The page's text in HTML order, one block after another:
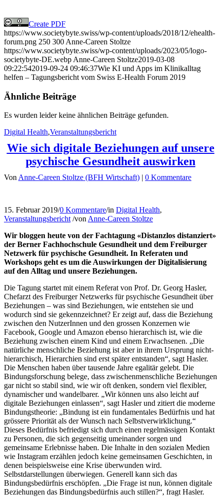
Create PDF
https://www.societybyte.swiss/wp-content/uploads/2018/12/ehealth-
forum.png 250 300 Anne-Careen Stoltze
https://www.societybyte.swiss/wp-content/uploads/2023/05/logo-
societybyte-DE.webp Anne-Careen Stoltze2019-03-08
09:22:542019-09-24 09:46:37Wie KI und Apps im Klinikalltag
helfen – Tagungsbericht vom Swiss E-Health Forum 2019
Ähnliche Beiträge
Es wurden leider keine ähnlichen Beiträge gefunden.
Digital Health,Veranstaltungsbericht
Wie sich digitale Beziehungen auf unsere
psychische Gesundheit auswirken
Von Anne-Careen Stoltze (BFH Wirtschaft) | 0 Kommentare
15. Februar 2019/0 Kommentare/in Digital Health,
Veranstaltungsbericht /von Anne-Careen Stoltze
Wir bloggen heute von der Fachtagung «Distanzlos distanziert»
der Berner Fachhochschule Gesundheit und dem Freiburger
Netzwerk für psychische Gesundheit. In Referaten und
Workshops geht es um die Auswirkungen der Digitalisierung
auf den Alltag und unsere Beziehungen.
Die Tagung startet mit einem Referat von Prof. Dr. Georg Hasler,
Chefarzt des Freiburger Netzwerks für psychische Gesundheit über
Beziehungen – was sind Beziehungen, wie entstehen sie und
wodurch sind sie gekennzeichnet? Er zeigt auf, dass die Beziehung
zwischen den NutzerInnen und den grossen Konzernen wie
Facebook, Google und Amazon ebenso hierarchisch ist, wie die
Beziehung zwischen einem Kind und einem Erwachsenen. „Die
natürliche menschliche Beziehung ist aber in ihrem Ursprung nicht-
hierarchisch, Hierarchien sind erst später entstanden“, sagt Hasler.
Die Menschen haben über tausende Jahre egalitär gelebt. Die
Bindungsforschung belege, dass zwischenmenschliche Beziehungen
gar nicht so stabil sind, wie wir oft denken, sondern viel flexibler,
dynamischer und wandelbarer. „Wir können uns also leicht auf
digitale Beziehungen einlassen“, sagt Hasler und zitiert die moderne
Bindungstheorie: „Bindung ist ein fundamentales Bedürfnis und hat
grössere Priorität als der Wunsch nach Selbstverwirklichung.“
Dieses Bedürfnis befriedigt sich durch einen regelmässigen Kontakt
zu Personen, die sich gegenseitig umeinander sorgen und
gemeinsame Erlebnisse haben. Die Inhalte in den sozialen Medien
wie Instagram erzählen jedoch keine gemeinsamen Geschichten, in
denen beispielsweise eine Krise überwunden wird.
Selbstdarstellungen überwiegen. Generell kann sich das
Bindungsbedürfnis erschöpfen. „Die Frage ist nun, können digitale
Beziehungen das Bindungsbedürfnis auch stillen?“, fragt Hasler.